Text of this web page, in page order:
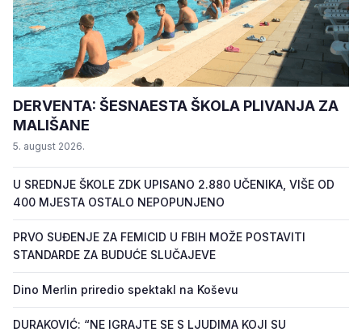
DERVENTA: ŠESNAESTA ŠKOLA PLIVANJA ZA
MALIŠANE
5. august 2026.
U SREDNJE ŠKOLE ZDK UPISANO 2.880 UČENIKA, VIŠE OD
400 MJESTA OSTALO NEPOPUNJENO
PRVO SUĐENJE ZA FEMICID U FBIH MOŽE POSTAVITI
STANDARDE ZA BUDUĆE SLUČAJEVE
Dino Merlin priredio spektakl na Koševu
DURAKOVIĆ: “NE IGRAJTE SE S LJUDIMA KOJI SU